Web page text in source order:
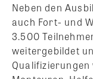
Neben den
auch Fort- und
3.500
weitergebildet